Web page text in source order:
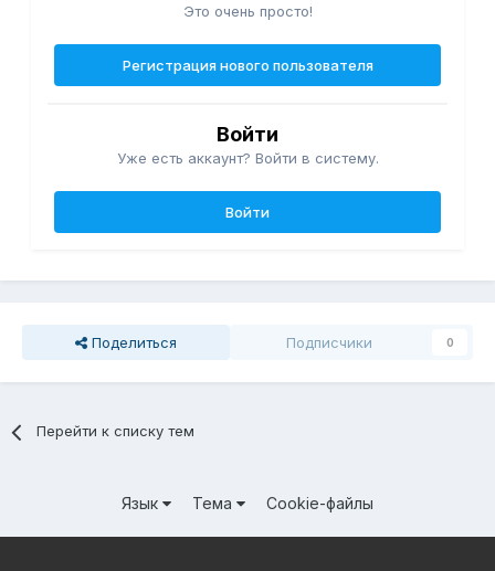
Это очень просто!
Регистрация нового пользователя
Войти
Уже есть аккаунт? Войти в систему.
Войти
Поделиться Подписчики 0
Перейти к списку тем
Язык Тема Cookie-файлы